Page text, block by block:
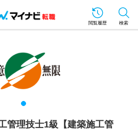
閲覧履歴 検索
管理技士1級【建築施工管